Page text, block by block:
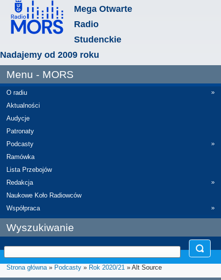
Mega Otwarte
Radio
Studenckie
Nadajemy od 2009 roku
Menu - MORS
O radiu
»
Aktualności
Audycje
Patronaty
Podcasty
»
Ramówka
Lista Przebojów
Redakcja
»
Naukowe Koło Radiowców
Współpraca
»
Wyszukiwanie
Strona główna» Podcasty » Rok 2020/21 » Alt Source